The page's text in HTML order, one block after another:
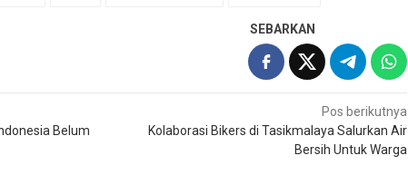
SEBARKAN
Belum
Pos berikutnya
Kolaborasi Bikers di Tasikmalaya Salurkan Air
Bersih Untuk Warga